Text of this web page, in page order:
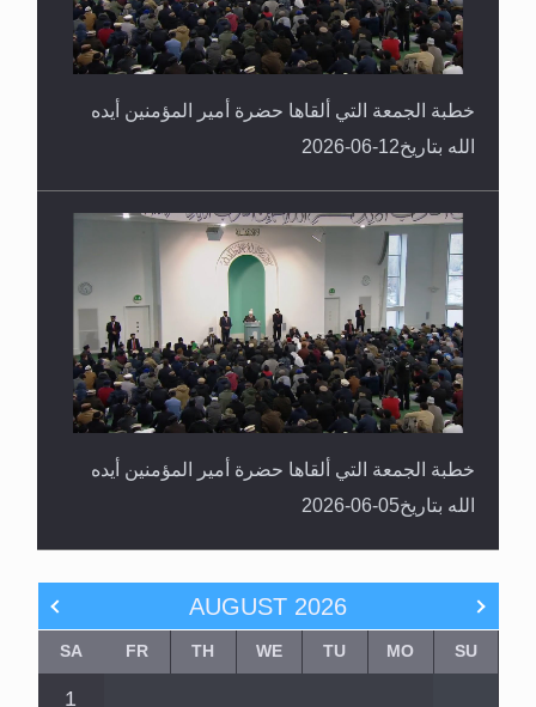
خطبة الجمعة التي ألقاها حضرة أمير المؤمنين أيده
الله بتاريخ12-06-2026
خطبة الجمعة التي ألقاها حضرة أمير المؤمنين أيده
الله بتاريخ05-06-2026
AUGUST 2026
SU
MO
TU
WE
TH
FR
SA
1